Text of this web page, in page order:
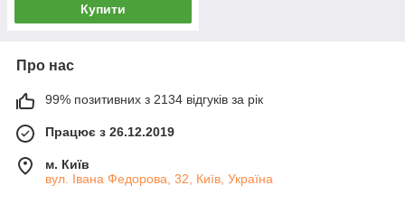
Купити
Про нас
99% позитивних з 2134 відгуків за рік
Працює з 26.12.2019
м. Київ
вул. Івана Федорова, 32, Київ, Україна